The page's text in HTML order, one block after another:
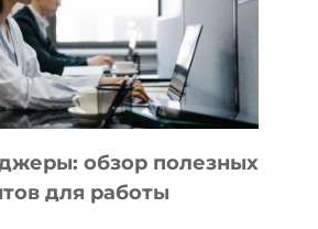
ЗАДАЧИ
ЕМУ
МОЖНО
ПОРУЧИТЬ
УЖЕ
СЕГОДНЯобзор полезных
для работы